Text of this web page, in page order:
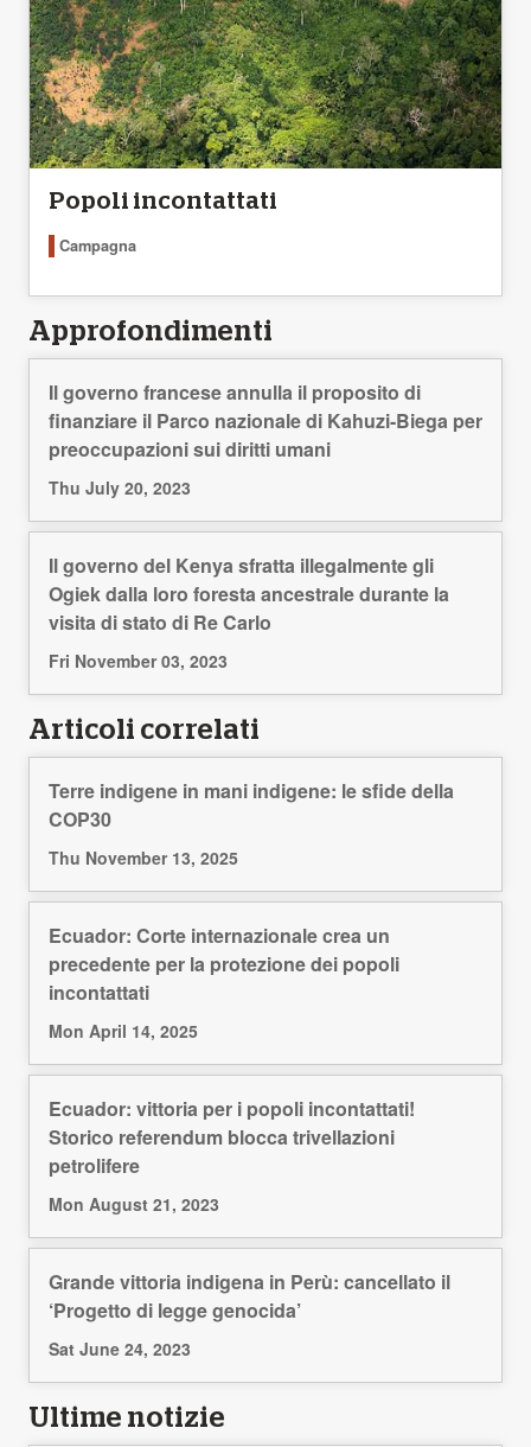
Popoli incontattati
Campagna
Approfondimenti
Il governo francese annulla il proposito di
finanziare il Parco nazionale di Kahuzi-Biega per
preoccupazioni sui diritti umani
Thu July 20, 2023
Il governo del Kenya sfratta illegalmente gli
Ogiek dalla loro foresta ancestrale durante la
visita di stato di Re Carlo
Fri November 03, 2023
Articoli correlati
Terre indigene in mani indigene: le sfide della
COP30
Thu November 13, 2025
Ecuador: Corte internazionale crea un
precedente per la protezione dei popoli
incontattati
Mon April 14, 2025
Ecuador: vittoria per i popoli incontattati!
Storico referendum blocca trivellazioni
petrolifere
Mon August 21, 2023
Grande vittoria indigena in Perù: cancellato il
‘Progetto di legge genocida’
Sat June 24, 2023
Ultime notizie